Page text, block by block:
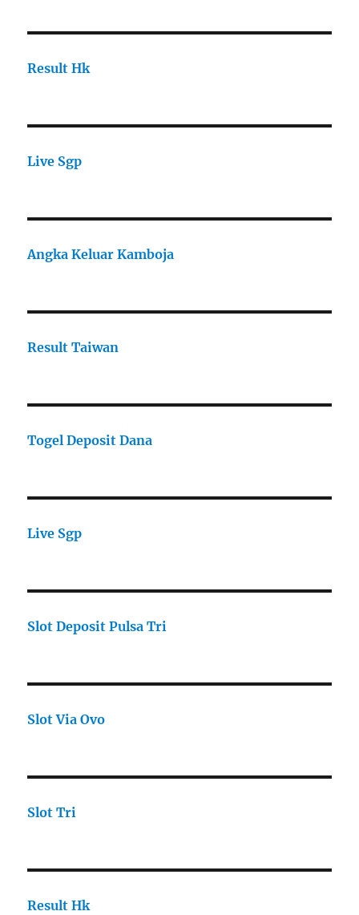
Result Hk
Live Sgp
Angka Keluar Kamboja
Result Taiwan
Togel Deposit Dana
Live Sgp
Slot Deposit Pulsa Tri
Slot Via Ovo
Slot Tri
Result Hk